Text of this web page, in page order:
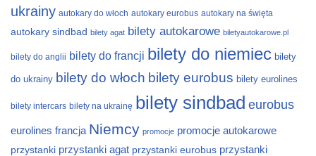
ukrainy autokary do włoch autokary eurobus autokary na święta
autokary sindbad bilety agat bilety autokarowe biletyautokarowe.pl
bilety do anglii bilety do francji bilety do niemiec bilety
do ukrainy bilety do włoch bilety eurobus bilety eurolines
bilety intercars bilety na ukrainę bilety sindbad eurobus
eurolines francja Niemcy promocje promocje autokarowe
przystanki przystanki agat przystanki eurobus przystanki